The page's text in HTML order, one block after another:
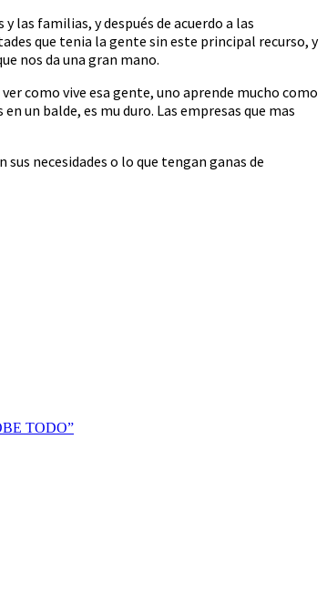
las familias, y después de acuerdo a las
que tenia la gente sin este principal recurso, y
nos da una gran mano.
como vive esa gente, uno aprende mucho como
un balde, es mu duro. Las empresas que mas
necesidades o lo que tengan ganas de
TODO”